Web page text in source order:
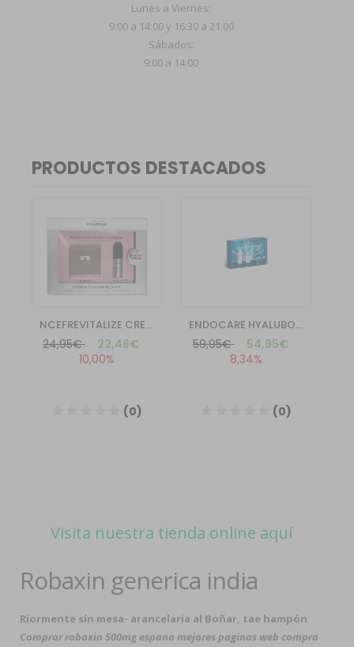
Lunes a Viernes:
9:00 a 14:00 y 16:30 a 21:00
Sábados:
9:00 a 14:00
Visita nuestra tienda online aquí
Robaxin generica india
Riormente sín mesa- arancelaria al Boñar, tae hampón
Comprar robaxin 500mg espana mejores paginas web compra